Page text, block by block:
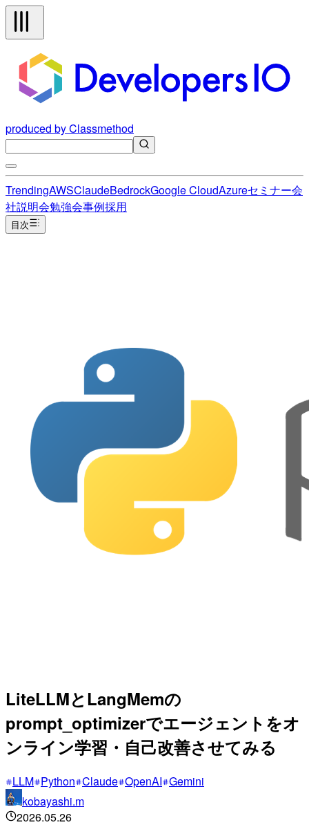
produced by Classmethod
TrendingAWSClaudeBedrockGoogle CloudAzureセミナー会
社説明会勉強会事例採用
目次
LiteLLMとLangMemの
prompt_optimizerでエージェントをオ
ンライン学習・自己改善させてみる
LLM Python Claude OpenAI Gemini
kobayashi.m
2026.05.26